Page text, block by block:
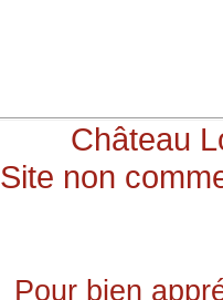
Château
Site non
Pour bien